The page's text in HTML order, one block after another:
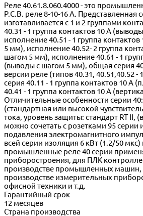
Реле 40.61.8.060.4000 - это
P.C.B. реле 8-10-16 A. Представленная
изготавливается с 1 и 2 группами
40.31 - 1 группа контактов 10 A
исполнение 40.51 - 1 группа
5 мм), исполнение 40.52- 2 группа
шагом 5 мм), исполнение 40.61 - 1
(выводы с шагом 5 мм), общая серия
версии реле (типов 40.31, 40.51,40.52 -
серия 40.11 - 1 группа контактов 10 A
40.41 - 1 группа контактов 10 A
Отличительные особенности серии
(стандартная или высокой
тока, уровень защиты: стандарт RT II,
можно сочетать с розетками 95 серии
подавления электромагнитного
всей серии изоляция 6 кВт (1.2/50
промышленные реле 40 серии
приборостроения, для ПЛК
производстве промышленных машин,
производстве измерительных
офисной техники и т.д.
Гарантийный срок
12 месяцев
Страна производства